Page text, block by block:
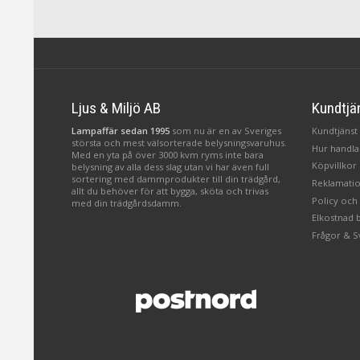
Ljus & Miljö AB
Lampaffär sedan 1995 som nu är en av Sveriges
största och mest välsorterade belysningsvaruhus.
Med en yta på över 3000 kvm ryms inte bara
belysning av alla dess slag utan vi har även full
sortering med dammprodukter till din trädgård,
allt du behöver för att bygga, sköta och trivas
med din trädgårdsdamm.
Hur
Köpvillkor
Policy
Elkostnad
Frågor &